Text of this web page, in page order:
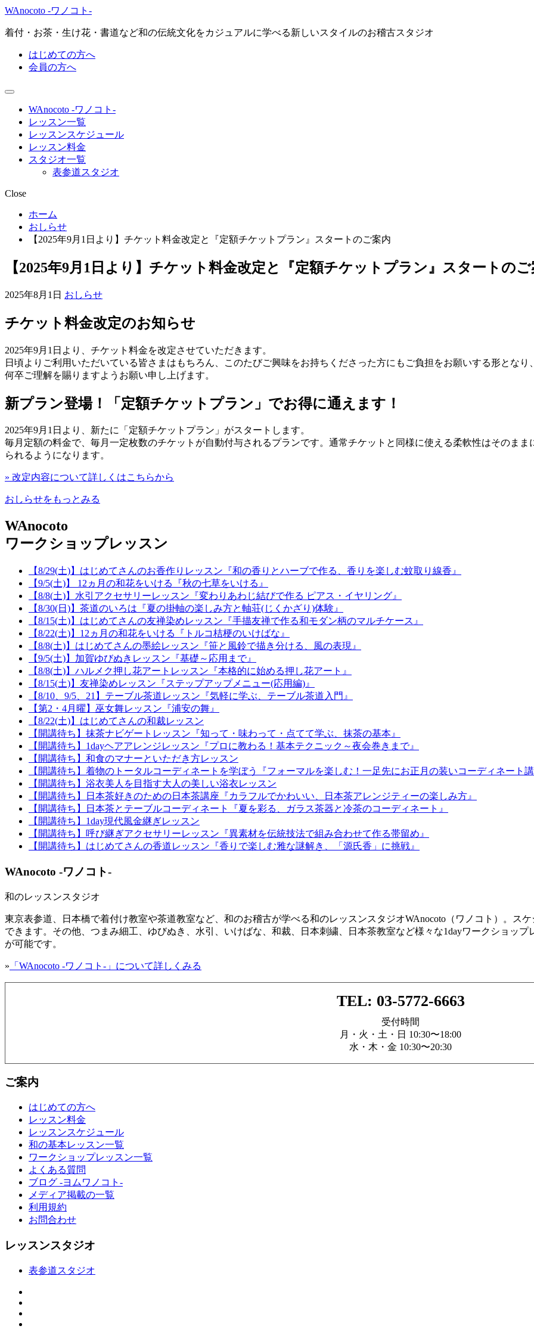
WAnocoto -ワノコト-
着付・お茶・生け花・書道など和の伝統文化をカジュアルに学べる新しいスタイルのお稽古スタジオ
はじめての方へ
会員の方へ
WAnocoto -ワノコト-
レッスン一覧
レッスンスケジュール
レッスン料金
スタジオ一覧
表参道スタジオ
Close
ホーム
おしらせ
【2025年9月1日より】チケット料金改定と『定額チケットプラン』スタートのご案内
【2025年9月1日より】チケット料金改定と『定額チケットプラン』スタートの
2025年8月1日 おしらせ
チケット料金改定のお知らせ
2025年9月1日より、チケット料金を改定させていただきます。
日頃よりご利用いただいている皆さまはもちろん、このたびご興味をお持ちくださった方にもご負担をお願いする形とな
何卒ご理解を賜りますようお願い申し上げます。
新プラン登場！「定額チケットプラン」でお得に通えます！
2025年9月1日より、新たに「定額チケットプラン」がスタートします。
毎月定額の料金で、毎月一定枚数のチケットが自動付与されるプランです。通常チケットと同様に使える柔軟性はそのま
られるようになります。
» 改定内容について詳しくはこちらから
おしらせをもっとみる
WAnocoto
ワークショップレッスン
【8/29(土)】はじめてさんのお香作りレッスン『和の香りとハーブで作る、香りを楽しむ蚊取り線香』
【9/5(土)】 12ヵ月の和花をいける『秋の七草をいける』
【8/8(土)】水引アクセサリーレッスン『変わりあわじ結びで作る ピアス・イヤリング』
【8/30(日)】茶道のいろは『夏の掛軸の楽しみ方と軸荘(じくかざり)体験』
【8/15(土)】はじめてさんの友禅染めレッスン『手描友禅で作る和モダン柄のマルチケース』
【8/22(土)】12ヵ月の和花をいける『トルコ桔梗のいけばな』
【8/8(土)】はじめてさんの墨絵レッスン『笹と風鈴で描き分ける、風の表現』
【9/5(土)】加賀ゆびぬきレッスン『基礎～応用まで』
【8/8(土)】ハルメク押し花アートレッスン『本格的に始める押し花アート』
【8/15(土)】友禅染めレッスン『ステップアップメニュー(応用編)』
【8/10、9/5、21】テーブル茶道レッスン『気軽に学ぶ、テーブル茶道入門』
【第2・4月曜】巫女舞レッスン『浦安の舞』
【8/22(土)】はじめてさんの和裁レッスン
【開講待ち】抹茶ナビゲートレッスン『知って・味わって・点てて学ぶ、抹茶の基本』
【開講待ち】1dayヘアアレンジレッスン『プロに教わる！基本テクニック～夜会巻きまで』
【開講待ち】和食のマナーといただき方レッスン
【開講待ち】着物のトータルコーディネートを学ぼう『フォーマルを楽しむ！一足先にお正月の装いコーディネート
【開講待ち】浴衣美人を目指す大人の美しい浴衣レッスン
【開講待ち】日本茶好きのための日本茶講座『カラフルでかわいい、日本茶アレンジティーの楽しみ方』
【開講待ち】日本茶とテーブルコーディネート『夏を彩る、ガラス茶器と冷茶のコーディネート』
【開講待ち】1day現代風金継ぎレッスン
【開講待ち】呼び継ぎアクセサリーレッスン『異素材を伝統技法で組み合わせて作る帯留め』
【開講待ち】はじめてさんの香道レッスン『香りで楽しむ雅な謎解き、「源氏香」に挑戦』
WAnocoto -ワノコト-
和のレッスンスタジオ
東京表参道、日本橋で着付け教室や茶道教室など、和のお稽古が学べる和のレッスンスタジオWAnocoto（ワノコト）。ス
できます。その他、つまみ細工、ゆびぬき、水引、いけばな、和裁、日本刺繍、日本茶教室など様々な1dayワークショッ
が可能です。
» 「WAnocoto -ワノコト-」について詳しくみる
TEL: 03-5772-6663
受付時間
月・火・土・日 10:30〜18:00
水・木・金 10:30〜20:30
ご案内
はじめての方へ
レッスン料金
レッスンスケジュール
和の基本レッスン一覧
ワークショップレッスン一覧
よくある質問
ブログ -ヨムワノコト-
メディア掲載の一覧
利用規約
お問合わせ
レッスンスタジオ
表参道スタジオ